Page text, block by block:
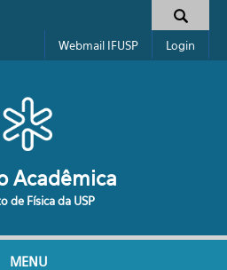
de busca
Webmail IFUSP Login
Acadêmica
de Física da USP
MENU